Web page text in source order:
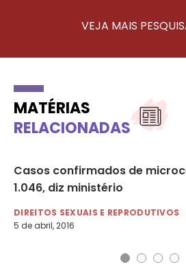
VEJA MAIS
MATÉRIAS
RELACIONADAS
Casos confirmados de
1.046, diz ministério
DIREITOS SEXUAIS E REPRODUTIVOS
5 de abril, 2016